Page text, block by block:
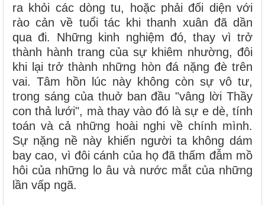
ra khỏi các dòng tu, hoặc phải đối diện với
rào cản về tuổi tác khi thanh xuân đã dần
qua đi. Những kinh nghiệm đó, thay vì trở
thành hành trang của sự khiêm nhường, đôi
khi lại trở thành những hòn đá nặng đè trên
vai. Tâm hồn lúc này không còn sự vô tư,
trong sáng của thuở ban đầu "vâng lời Thầy
con thả lưới", mà thay vào đó là sự e dè, tính
toán và cả những hoài nghi về chính mình.
Sự nặng nề này khiến người ta không dám
bay cao, vì đôi cánh của họ đã thấm đẫm mồ
hôi của những lo âu và nước mắt của những
lần vấp ngã.